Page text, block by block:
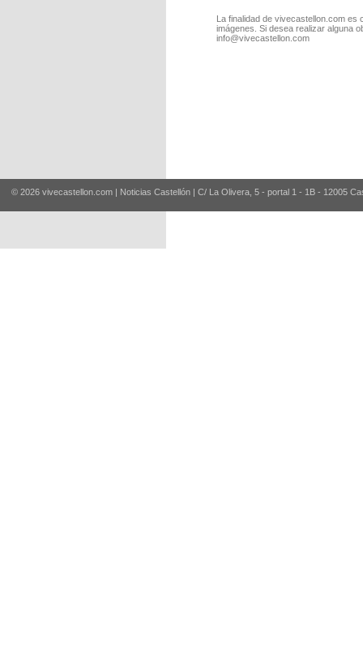
La finalidad de vivecastellon.com
imágenes. Si desea realizar alguna
info@vivecastellon.com
© 2026 vivecastellon.com | Noticias Castellón | C/ La Olivera, 5 - portal 1 - 1B - 12005